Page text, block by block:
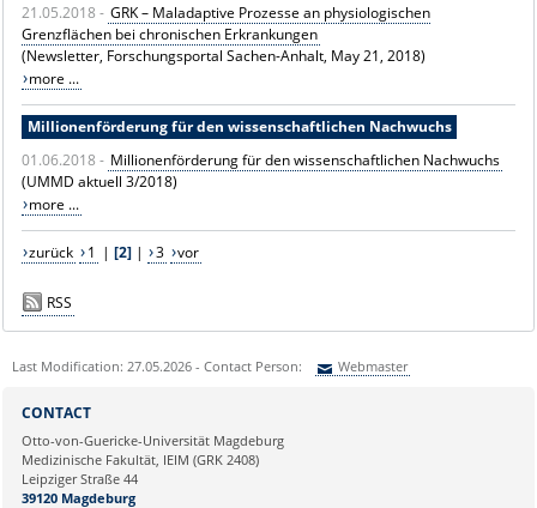
21.05.2018 - GRK – Maladaptive Prozesse an physiologischen
Grenzflächen bei chronischen Erkrankungen
(Newsletter, Forschungsportal Sachen-Anhalt, May 21, 2018)
more ...
Millionenförderung für den wissenschaftlichen Nachwuchs
01.06.2018 - Millionenförderung für den wissenschaftlichen Nachwuchs
(UMMD aktuell 3/2018)
more ...
zurück 1 | [2]| 3 vor
RSS
Last Modification: 27.05.2026 - Contact Person: Webmaster
Ihre E-Mailadresse:
Ihr Anliegen:
CONTACT
Otto-von-Guericke-Universität Magdeburg
Medizinische Fakultät, IEIM (GRK 2408)
Leipziger Straße 44
39120 Magdeburg